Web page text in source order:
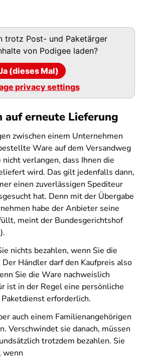
trotz Post- und Paketärger
von Podigeeladen?
(dieses Mal)
privacy settings
auf erneute Lieferung
zwischen einem Unternehmen
Ware auf dem Versandweg
verlangen, dass Ihnen die
wird. Das gilt jedenfalls dann,
einen zuverlässigen Spediteur
hat. Denn mit der Übergabe
habe der Anbieter seine
meint der Bundesgerichtshof
).
nichts bezahlen, wenn Sie die
Händler darf den Kaufpreis also
Sie die Ware nachweislich
ist in der Regel eine persönliche
erforderlich.
auch einem Familienangehörigen
Verschwindet sie danach, müssen
trotzdem bezahlen. Sie
wenn